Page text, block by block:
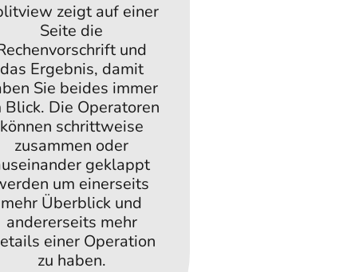
zeigt auf einer
Seite die
und
das Ergebnis, damit
Sie beides immer
Blick. Die Operatoren
können schrittweise
zusammen oder
geklappt
um einerseits
mehr Überblick und
andererseits mehr
einer Operation
zu haben.